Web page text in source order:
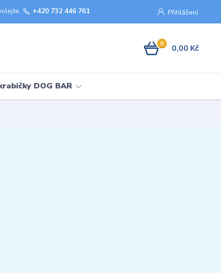
Přihlášení
+420 732 446 761
0 0,00 Kč
DOG BAR